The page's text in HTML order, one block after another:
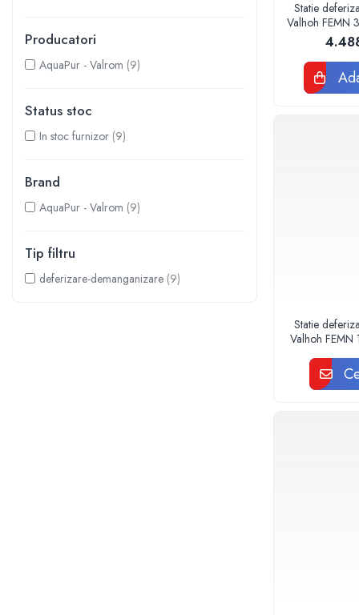
Statii si Sisteme dezinfectie apa
Dedurizatoare Apa
Accesorii consumabile osmoza
inversa
Echipamente HORECA
Filtre apa cu purjare
Producatori
AquaPur - Valrom (9)
Status stoc
In stoc furnizor (9)
Brand
AquaPur - Valrom (9)
Tip filtru
deferizare-demanganizare (9)
Statie
Valhoh FEMN
Statie
Valhoh